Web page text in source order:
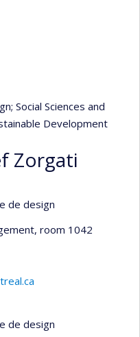
; Social Sciences and
Development
Zorgati
de design
, room 1042
de design